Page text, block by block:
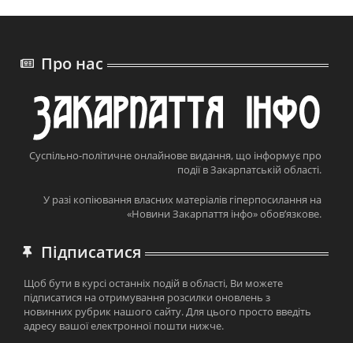
Про нас
Суспільно-політичне онлайнове видання, що інформує про
події в Закарпатській області.
У разі копіювання власних матеріалів гіперпосилання на
«Новини Закарпаття інфо» обов’язкове.
Підписатися
Щоб бути в курсі останніх подій в області, Ви можете
підписатися на отримування розсилки оновлень з
новинних рубрик нашого сайту. Для цього просто введіть
адресу вашої електронної пошти нижче.